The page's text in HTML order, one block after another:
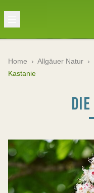
Home › Allgäuer Natur ›
Kastanie